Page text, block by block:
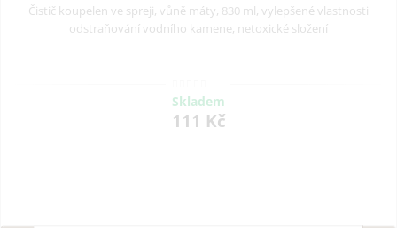
Čistič koupelen ve spreji, vůně máty, 830 ml, vylepšené vlastnosti
odstraňování vodního kamene, netoxické složení
Skladem
111 Kč